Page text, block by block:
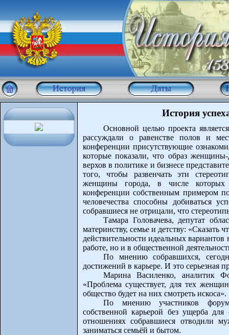
История
Основной целью проекта
рассуждали о равенстве полов и
конференции присутствующие
которые показали, что образ
верхов в политике и бизнесе
того, чтобы развенчать эти
женщины города, в числе которых
конференции собственным примером
человечества способны добиваться
собравшиеся не отрицали, что
Тамара Головачева, депутат
материнству, семье и детству:
действительности идеальных
работе, но и в общественной
По мнению собравшихся,
достижений в карьере. И это серьезная
Марина Василенко, аналитик
«Проблема существует, для тех
общество будет на них смотреть искоса».
По мнению участников
собственной карьерой без ущерба
отношениях собравшиеся отводили
заниматься семьёй и бытом.